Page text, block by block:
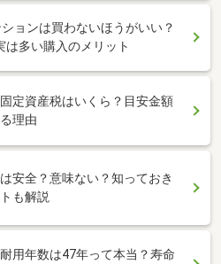
ョンは買わないほうがいい？
多い購入のメリット
定資産税はいくら？目安金額
理由
安全？意味ない？知っておき
も解説
用年数は47年って本当？寿命